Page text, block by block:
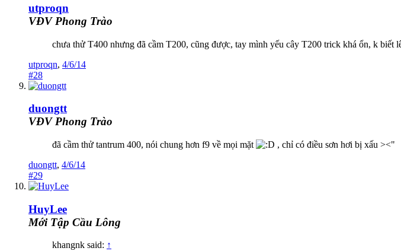
utproqn
VĐV Phong Trào
chưa thử T400 nhưng đã cầm T200, cũng được, tay mình yếu cây T200 trick khá ổn, k
utproqn, 4/6/14
#28
duongtt
VĐV Phong Trào
đã cầm thử tantrum 400, nói chung hơn f9 về mọi mặt
, chỉ có điều sơn hơi bị xấu ><"
duongtt, 4/6/14
#29
HuyLee
Mới Tập Cầu Lông
khangnk said: ↑